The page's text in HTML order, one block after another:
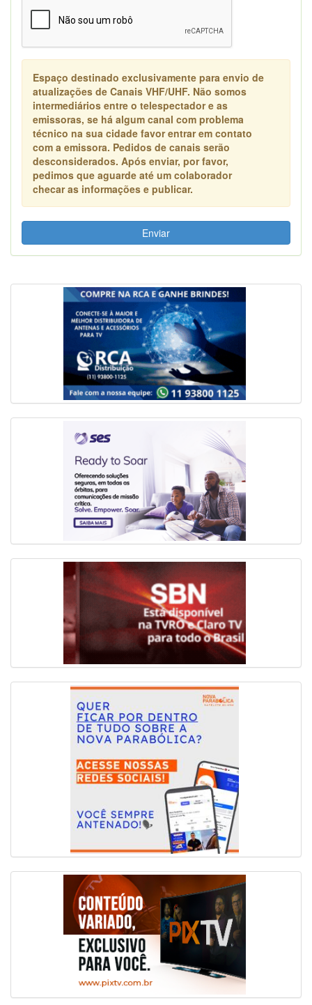
Espaço destinado exclusivamente para envio de
atualizações de Canais VHF/UHF. Não somos
intermediários entre o telespectador e as
emissoras, se há algum canal com problema
técnico na sua cidade favor entrar em contato
com a emissora. Pedidos de canais serão
desconsiderados. Após enviar, por favor,
pedimos que aguarde até um colaborador
checar as informações e publicar.
Enviar